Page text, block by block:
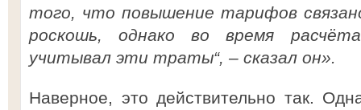
того, что повышение тарифов
роскошь, однако во время
учитывал эти траты“, – сказал он».
Наверное, это действительно так.